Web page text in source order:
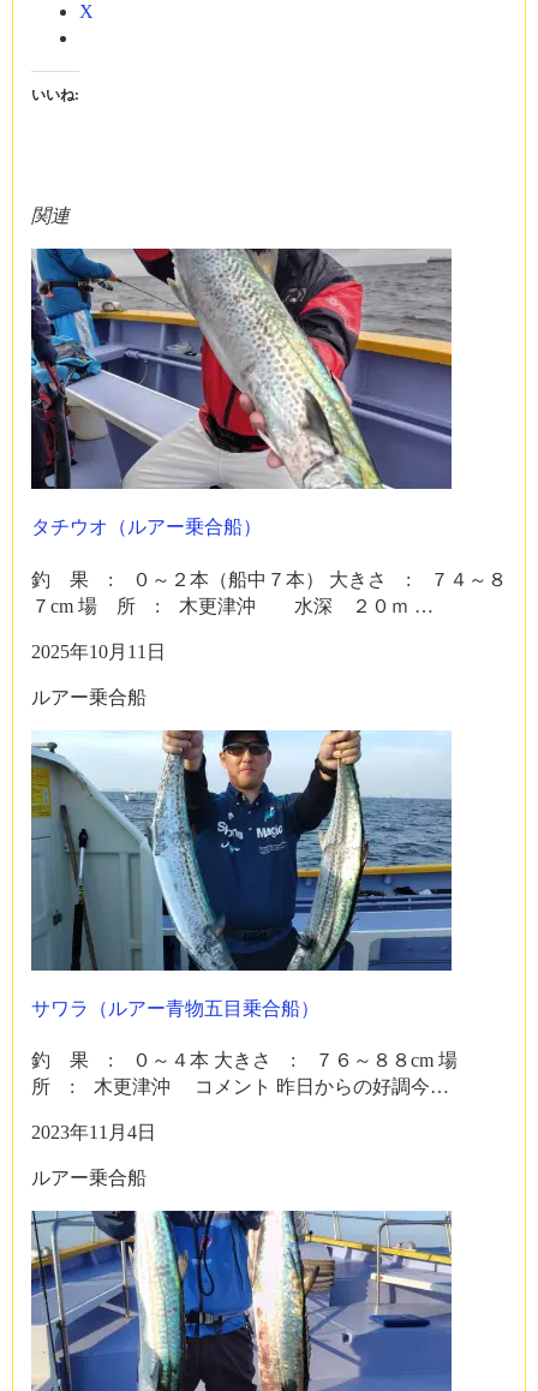
X
いいね:
関連
タチウオ（ルアー乗合船）
釣 果 : ０～２本（船中７本） 大きさ : ７４～８
７cm 場 所 : 木更津沖 水深 ２０ｍ …
2025年10月11日
ルアー乗合船
サワラ（ルアー青物五目乗合船）
釣 果 : ０～４本 大きさ : ７６～８８cm 場
所 : 木更津沖 コメント 昨日からの好調今…
2023年11月4日
ルアー乗合船